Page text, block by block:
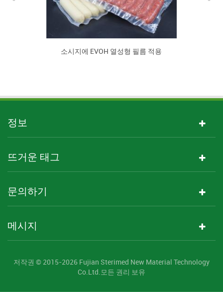
소시지에 EVOH 열성형 필름 적용
정보
뜨거운 태그
문의하기
메시지
저작권 © 2015-2026 Fujian Sterimed New Material Technology
Co.Ltd.모든 권리 보유